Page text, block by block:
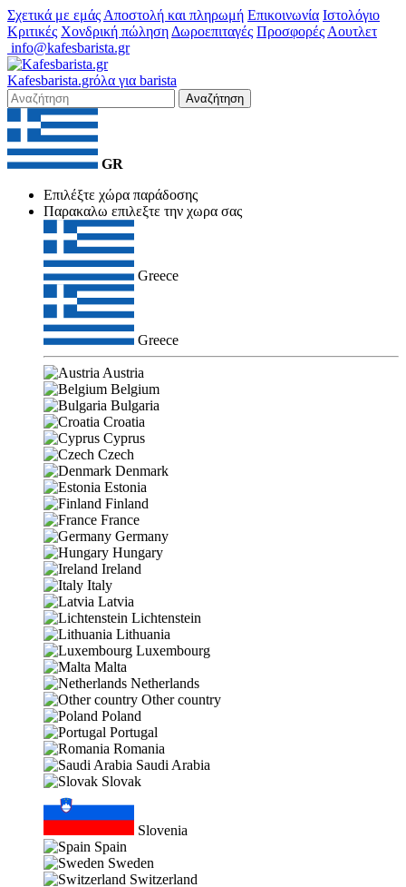
Σχετικά με εμάς Αποστολή και πληρωμή Επικοινωνία Ιστολόγιο
Κριτικές Χονδρική πώληση Δωροεπιταγές Προσφορές Αουτλετ
info@kafesbarista.gr
Kafesbarista.grόλα για barista
Αναζήτηση
GR
Επιλέξτε χώρα παράδοσης
Παρακαλω επιλεξτε την χωρα σας
Greece
Greece
Austria
Belgium
Bulgaria
Croatia
Cyprus
Czech
Denmark
Estonia
Finland
France
Germany
Hungary
Ireland
Italy
Latvia
Lichtenstein
Lithuania
Luxembourg
Malta
Netherlands
Other country
Poland
Portugal
Romania
Saudi Arabia
Slovak
Slovenia
Spain
Sweden
Switzerland